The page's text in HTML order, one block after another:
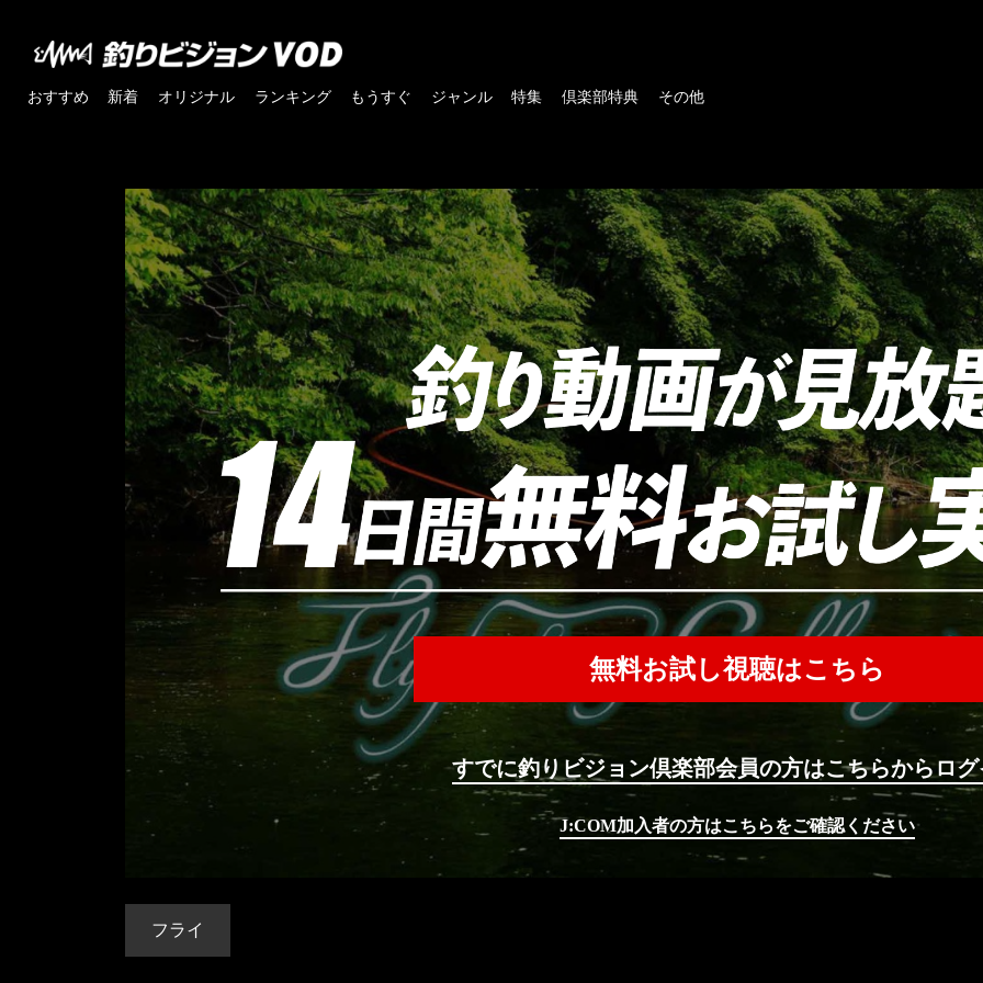
おすすめ 新着 オリジナル ランキング もうすぐ ジャンル 特集 倶楽部特典 その他
無料お試し視聴はこちら
すでに釣りビジョン倶楽部会員の方はこちらからロ
J:COM加入者の方はこちらをご確認ください
フライ